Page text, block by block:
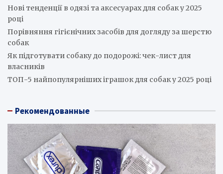
Нові тенденції в одязі та аксесуарах для собак у 2025
році
Порівняння гігієнічних засобів для догляду за шерстю
собак
Як підготувати собаку до подорожі: чек-лист для
власників
ТОП-5 найпопулярніших іграшок для собак у 2025 році
Рекомендованные